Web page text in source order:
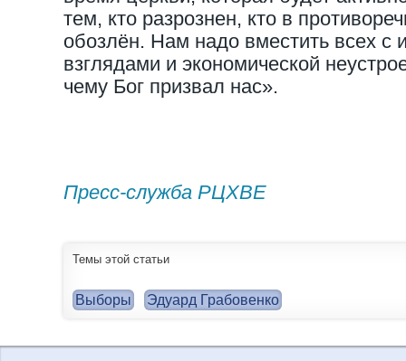
тем, кто разрознен, кто в
обозлён. Нам надо вместить всех с
взглядами и экономической
чему Бог призвал нас».
Пресс-служба РЦХВЕ
Темы этой статьи
Выборы Эдуард Грабовенко